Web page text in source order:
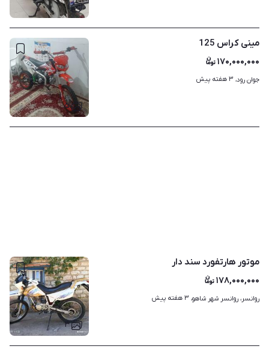
۱
۵
مینی کراس 125
۱۷۰,۰۰۰,۰۰۰
جوان رود، ۳ هفته پیش
۳
موتور هارتفورد سند دار
۱۷۸,۰۰۰,۰۰۰
روانسر، روانسر شهر شاهو، ۳ هفته پیش